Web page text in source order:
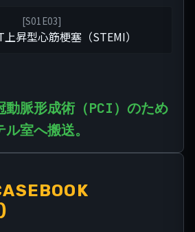
[S01E03]
昇型心筋梗塞（STEMI）
動脈形成術（PCI）のため
室へ搬送。